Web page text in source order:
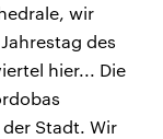
wir
des
hier... Die
Stadt. Wir